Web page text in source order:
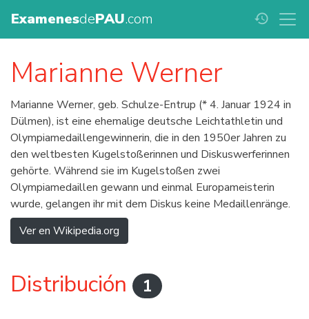
ExamenesdePAU.com history
Marianne Werner
Marianne Werner, geb. Schulze-Entrup (* 4. Januar 1924 in
Dülmen), ist eine ehemalige deutsche Leichtathletin und
Olympiamedaillengewinnerin, die in den 1950er Jahren zu
den weltbesten Kugelstoßerinnen und Diskuswerferinnen
gehörte. Während sie im Kugelstoßen zwei
Olympiamedaillen gewann und einmal Europameisterin
wurde, gelangen ihr mit dem Diskus keine Medaillenränge.
Ver en Wikipedia.org
Distribución 1